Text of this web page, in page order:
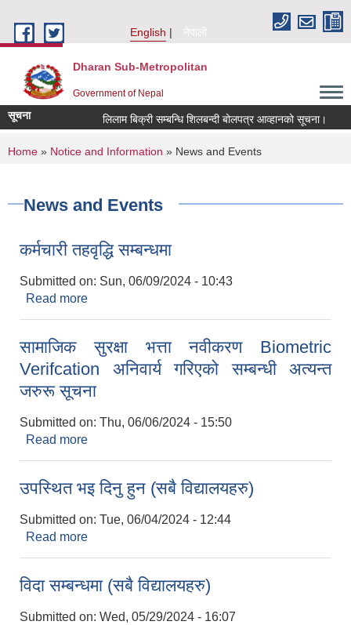
English
नेपाली
Dharan Sub-Metropolitan
Government of Nepal
सूचना लिलाम बिक्री सम्बन्धि शिलबन्दी बोलपत्र आव्हानको सूचना।
You are here
Home » Notice and Information » News and Events
News and Events
कर्मचारी तहवृद्धि सम्बन्धमा
Submitted on: Sun, 06/09/2024 - 10:43
Read more
सामाजिक सुरक्षा भत्ता नवीकरण Biometric
Verifcation अनिवार्य गरिएको सम्बन्धी अत्यन्त
जरुरू सूचना
Submitted on: Thu, 06/06/2024 - 15:50
Read more
उपस्थित भइ दिनु हुन (सबै विद्यालयहरु)
Submitted on: Tue, 06/04/2024 - 12:44
Read more
विदा सम्बन्धमा (सबै विद्यालयहरु)
Submitted on: Wed, 05/29/2024 - 16:07